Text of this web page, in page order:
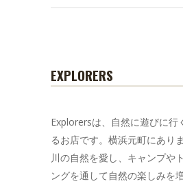
EXPLORERS
Explorersは、自然に遊びに行
るお店です。横浜元町にあり
川の自然を愛し、キャンプや
ングを通して自然の楽しみを